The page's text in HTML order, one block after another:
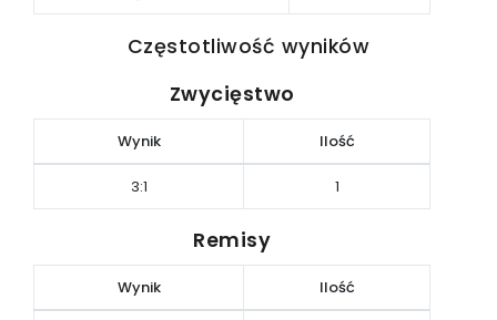
Częstotliwość wyników
Zwycięstwo
Wynik Ilość
3:1 1
Remisy
Wynik Ilość